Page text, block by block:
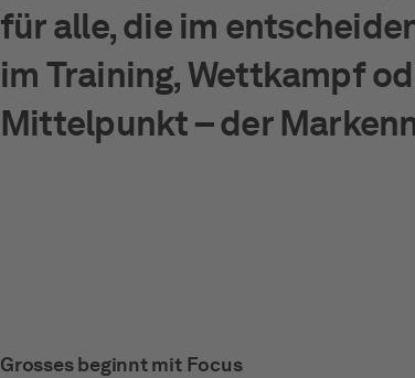
für alle, die im
im Training, Wettkampf
Mittelpunkt – der
Grosses beginnt mit Focus